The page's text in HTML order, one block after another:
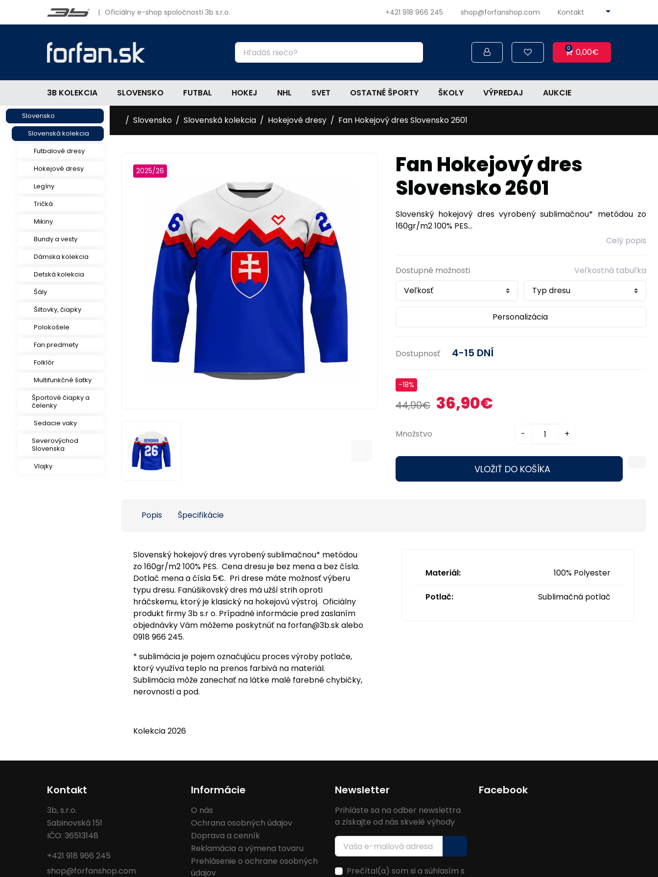
| Oficiálny e-shop spoločnosti 3b s.r.o. +421 918 966 245 shop@forfanshop.com Kontakt
0 0,00€
3B KOLEKCIA SLOVENSKO FUTBAL HOKEJ NHL SVET OSTATNÉ ŠPORTY ŠKOLY VÝPREDAJ AUKCIE
Slovensko
Slovenská kolekcia
Futbalové dresy
Hokejové dresy
Legíny
Tričká
Mikiny
Bundy a vesty
Dámska kolekcia
Detská kolekcia
Šály
Šiltovky, čiapky
Polokošele
Fan predmety
Folklór
Multifunkčné šatky
Športové čiapky a
čelenky
Sedacie vaky
Severovýchod
Slovenska
Vlajky
Slovensko Slovenská kolekcia Hokejové dresy Fan Hokejový dres Slovensko 2601
2025/26
Fan Hokejový dres
Slovensko 2601
Slovenský hokejový dres vyrobený sublimačnou* metódou zo
160gr/m2 100% PES...
Celý popis
Dostupné možnosti Veľkostná tabuľka
Personalizácia
Dostupnosť 4-15 DNÍ
-18%
44,90€ 36,90€
Množstvo - +
VLOŽIŤ DO KOŠÍKA
Popis Špecifikácie
Slovenský hokejový dres vyrobený sublimačnou* metódou
zo 160gr/m2 100% PES. Cena dresu je bez mena a bez čísla.
Dotlač mena a čísla 5€. Pri drese máte možnosť výberu
typu dresu. Fanúšikovský dres má užší strih oproti
hráčskemu, ktorý je klasický na hokejovú výstroj. Oficiálny
produkt firmy 3b s.r o. Prípadné informácie pred zaslaním
objednávky Vám môžeme poskytnúť na forfan@3b.sk alebo
0918 966 245.
* sublimácia je pojem označujúcu proces výroby potlače,
ktorý využíva teplo na prenos farbivá na materiál.
Sublimácia môže zanechať na látke malé farebné chybičky,
nerovnosti a pod.
Kolekcia 2026
Materiál: 100% Polyester
Potlač: Sublimačná potlač
Kontakt
3b, s.r.o.
Sabinovská 151
IČO: 36513148
+421 918 966 245
shop@forfanshop.com
Informácie
O nás
Ochrana osobných údajov
Doprava a cenník
Reklamácia a výmena tovaru
Prehlásenie o ochrane osobných
údajov
Newsletter
Prihláste sa na odber newslettra
a získajte od nás skvelé výhody
Prečítal(a) som si a súhlasím s
Facebook